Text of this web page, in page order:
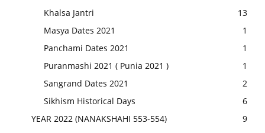
Khalsa Jantri
13
Masya Dates 2021
1
Panchami Dates 2021
1
Puranmashi 2021 ( Punia 2021 )
1
Sangrand Dates 2021
2
Sikhism Historical Days
6
YEAR 2022 (NANAKSHAHI 553-554)
9